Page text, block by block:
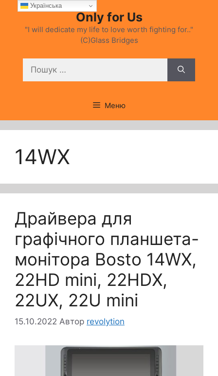
Перейти
вмісту
Only for Us
"I will dedicate my life to love worth fighting for.."
(C)Glass Bridges
Меню
14WX
Драйвера для
графічного планшета-
монітора Bosto 14WX,
22HD mini, 22HDX,
22UX, 22U mini
15.10.2022 Автор revolytion
Українська